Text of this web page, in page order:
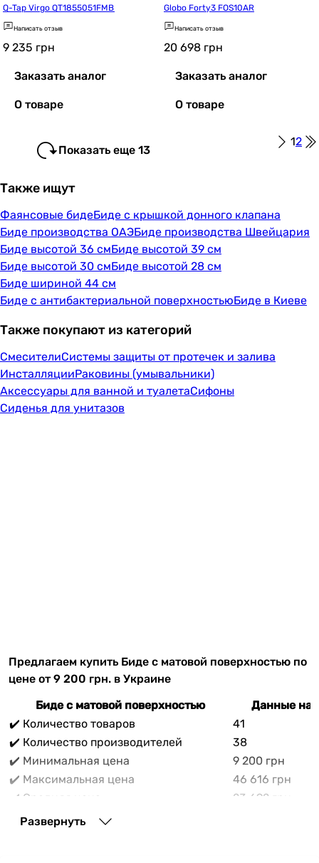
Q-Tap Virgo QT1855051FMB
Написать отзыв
9 235 грн
Заказать аналог
О товаре
Globo Forty3 FOS10AR
Написать отзыв
20 698 грн
Заказать аналог
О товаре
Показать еще 13
12
Также ищут
Фаянсовые бидеБиде с крышкой донного клапана
Биде производства ОАЭБиде производства Швейцария
Биде высотой 36 смБиде высотой 39 см
Биде высотой 30 смБиде высотой 28 см
Биде шириной 44 см
Биде с антибактериальной поверхностьюБиде в Киеве
Также покупают из категорий
СмесителиСистемы защиты от протечек и залива
ИнсталляцииРаковины (умывальники)
Аксессуары для ванной и туалетаСифоны
Сиденья для унитазов
Предлагаем купить Биде с матовой поверхностью по
цене от 9 200 грн. в Украине
Биде с матовой поверхностью
Данные на
✔️ Количество товаров
41
✔️ Количество производителей
38
✔️ Минимальная цена
9 200 грн
✔️ Максимальная цена
46 616 грн
✔️ Средняя цена
23 692 грн
В прайс-каталоге vencon.ua Биде с матовой
Развернуть